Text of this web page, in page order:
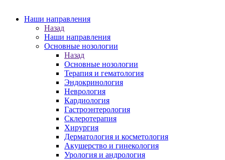
Наши направления
Назад
Наши направления
Основные нозологии
Назад
Основные нозологии
Терапия и гематология
Эндокринология
Неврология
Кардиология
Гастроэнтерология
Склеротерапия
Хирургия
Дерматология и косметология
Акушерство и гинекология
Урология и андрология